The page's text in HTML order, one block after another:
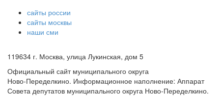
сайты россии
сайты москвы
наши сми
119634 г. Москва, улица Лукинская, дом 5
Официальный сайт муниципального округа
Ново-Переделкино. Информационное наполнение: Аппарат
Совета депутатов муниципального округа Ново-Переделкино.